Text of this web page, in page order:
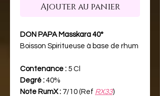
Ajouter au panier
DON PAPA Masskara 40°
Boisson Spiritueuse à base de rhum
Contenance : 5 Cl
Degré : 40%
Note RumX : 7/10 (Ref RX33)